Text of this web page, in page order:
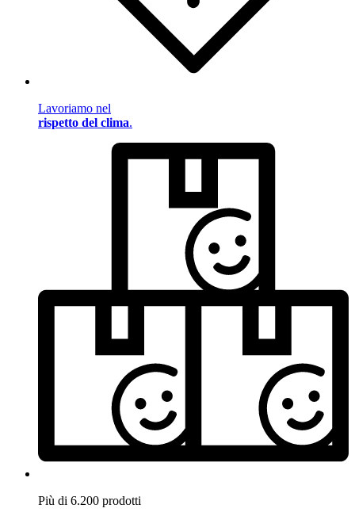
Lavoriamo nel
rispetto del clima.
Più di 6.200 prodotti